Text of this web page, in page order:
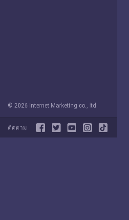
© 2026 Internet Marketing co., ltd
ติดตาม